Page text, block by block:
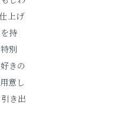
上げ
持
別
きの
意し
き出